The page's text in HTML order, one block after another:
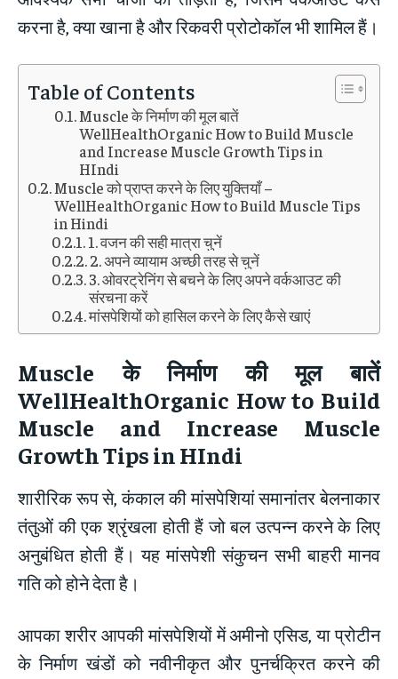
करना है, क्या खाना है और रिकवरी प्रोटोकॉल भी शामिल हैं।
Table of Contents
Muscle के निर्माण की मूल बातें
WellHealthOrganic How to Build Muscle
and Increase Muscle Growth Tips in
HIndi
Muscle को प्राप्त करने के लिए युक्तियाँ –
WellHealthOrganic How to Build Muscle Tips
in Hindi
1. वजन की सही मात्रा चुनें
2. अपने व्यायाम अच्छी तरह से चुनें
3. ओवरट्रेनिंग से बचने के लिए अपने वर्कआउट की
संरचना करें
मांसपेशियों को हासिल करने के लिए कैसे खाएं
Muscleके निर्माण की मूल बातें
WellHealthOrganic How to Build
Muscle and Increase Muscle
Growth Tips in HIndi
शारीरिक रूप से, कंकाल की मांसपेशियां समानांतर बेलनाकार
तंतुओं की एक श्रृंखला होती हैं जो बल उत्पन्न करने के लिए
अनुबंधित होती हैं। यह मांसपेशी संकुचन सभी बाहरी मानव
गति को होने देता है।
आपका शरीर आपकी मांसपेशियों में अमीनो एसिड, या प्रोटीन
के निर्माण खंडों को नवीनीकृत और पुनर्चक्रित करने की